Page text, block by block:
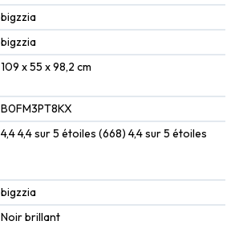
‎bigzzia
‎bigzzia
‎109 x 55 x 98,2 cm
‎B0FM3PT8KX
4,4 4,4 sur 5 étoiles (668) 4,4 sur 5 étoiles
bigzzia
Noir brillant